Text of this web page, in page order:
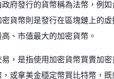
府發行的貨幣稱為法幣，例如
貨幣則是發行在區塊鏈上的虛
、市值最大的加密貨幣。
，是指使用加密貨幣買賣加密
或拿美金穩定幣買比特幣，既